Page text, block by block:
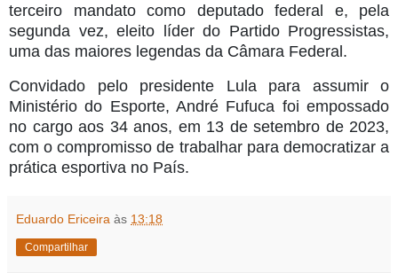
terceiro mandato como deputado federal e, pela
segunda vez, eleito líder do Partido Progressistas,
uma das maiores legendas da Câmara Federal.
Convidado pelo presidente Lula para assumir o
Ministério do Esporte, André Fufuca foi empossado
no cargo aos 34 anos, em 13 de setembro de 2023,
com o compromisso de trabalhar para democratizar a
prática esportiva no País.
Eduardo Ericeira às 13:18
Compartilhar